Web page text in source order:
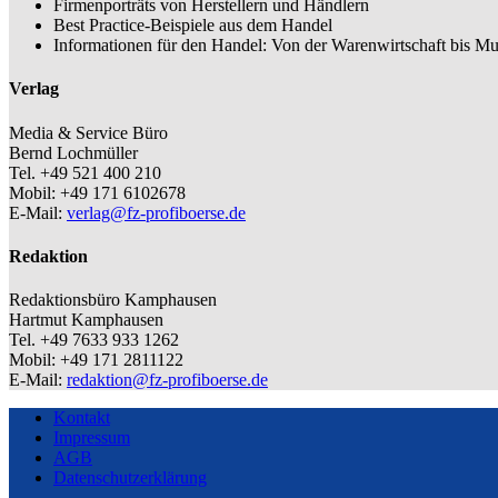
Firmenporträts von Herstellern und Händlern
Best Practice-Beispiele aus dem Handel
Informationen für den Handel: Von der Warenwirtschaft bis
Verlag
Media & Service Büro
Bernd Lochmüller
Tel. +49 521 400 210
Mobil: +49 171 6102678
E-Mail: verlag@fz-profiboerse.de
Redaktion
Redaktionsbüro Kamphausen
Hartmut Kamphausen
Tel. +49 7633 933 1262
Mobil: +49 171 2811122
E-Mail: redaktion@fz-profiboerse.de
Kontakt
Impressum
AGB
Datenschutzerklärung